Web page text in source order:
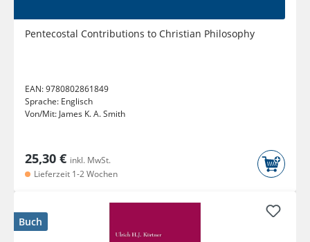
Pentecostal Contributions to Christian Philosophy
EAN:9780802861849
Sprache: Englisch
Von/Mit: James K. A. Smith
25,30 € inkl. MwSt.
Lieferzeit 1-2 Wochen
Buch